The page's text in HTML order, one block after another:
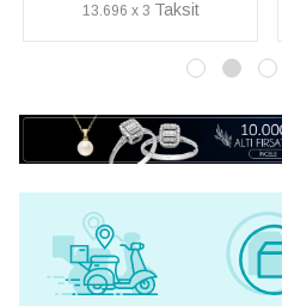
6.254 x 3